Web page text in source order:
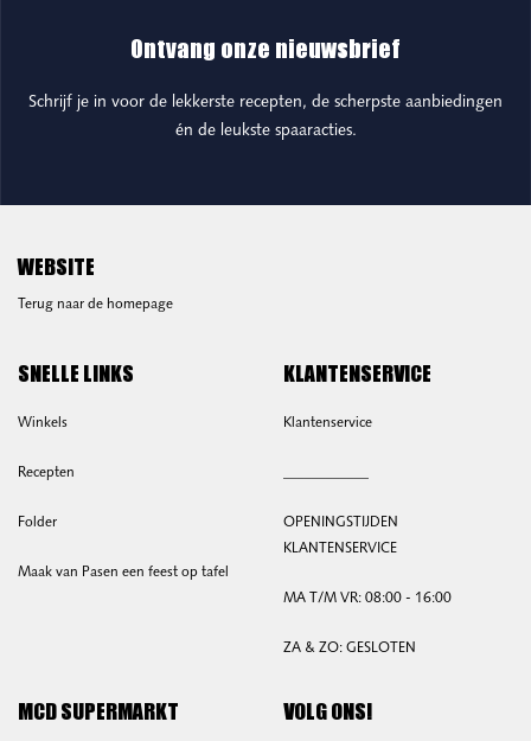
Ontvang onze nieuwsbrief
Schrijf je in voor de lekkerste recepten, de scherpste aanbiedingen
én de leukste spaaracties.
WEBSITE
Terug naar de homepage
SNELLE LINKS
Winkels
Recepten
Folder
Maak van Pasen een feest op tafel
KLANTENSERVICE
Klantenservice
OPENINGSTIJDEN
KLANTENSERVICE
MA T/M VR: 08:00 - 16:00
ZA & ZO: GESLOTEN
MCD SUPERMARKT VOLG ONS!